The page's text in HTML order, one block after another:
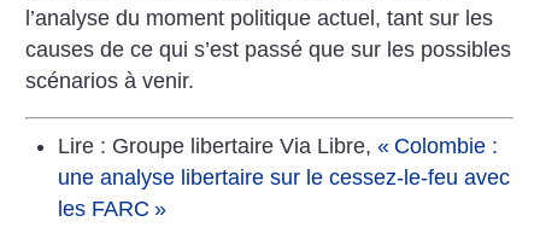
l’analyse du moment politique actuel, tant sur les
causes de ce qui s’est passé que sur les possibles
scénarios à venir.
Lire : Groupe libertaire Via Libre, « Colombie :
une analyse libertaire sur le cessez-le-feu avec
les FARC »